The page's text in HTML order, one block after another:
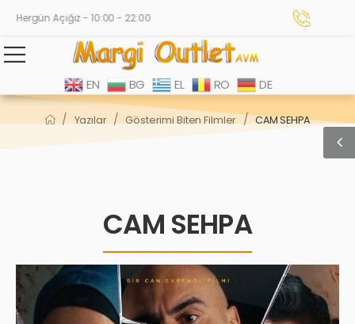
Hergün Açığız - 10:00 - 22:00
EN BG EL RO DE
/ Yazılar / Gösterimi Biten Filmler / CAM SEHPA
CAM SEHPA